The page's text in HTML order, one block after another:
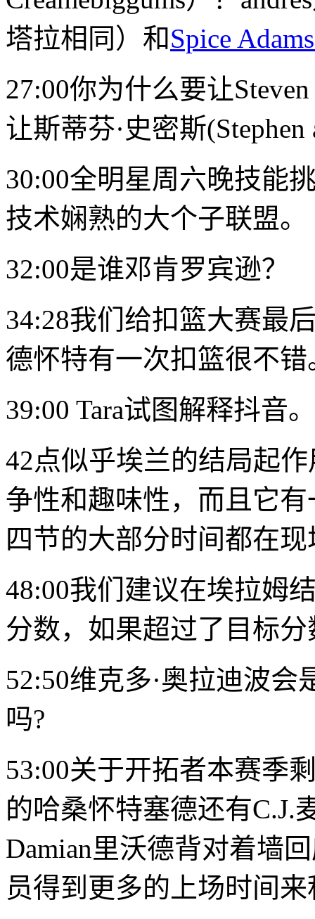
塔拉相同）和Spice
27:00你为什么要让
让斯蒂芬·史密斯
30:00全明星周六晚技能
技术娴熟的大个子联盟。
32:00是谁邓肯罗宾逊？
34:28我们给扣篮大赛最
德怀特有一次扣篮很不错
39:00 Tara试图解释抖音。
42点似乎埃兰的结局起
争性和趣味性，而且它
四节的大部分时间都在现
48:00我们建议在埃拉姆
分数，如果超过了目标
52:50维克多·奥拉迪波
吗?
53:00关于开拓者本赛季
的哈桑怀特塞德还有C.J.
Damian里沃德背对着墙
员得到更多的上场时间